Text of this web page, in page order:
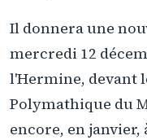
Il donnera une
mercredi 12
l'Hermine, devant
Polymathique du
encore, en janvier,